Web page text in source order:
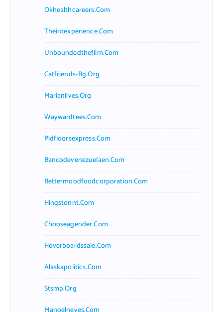
Okhealthcareers.com
Theintexperience.com
Unboundedthefilm.com
Catfriends-Bg.org
Marianlives.org
Waywardtees.com
Pidfloorsexpress.com
Bancodevenezuelaen.com
Bettermoodfoodcorporation.com
Hingstonnt.com
Chooseagender.com
Hoverboardssale.com
Alaskapolitics.com
Stsmp.org